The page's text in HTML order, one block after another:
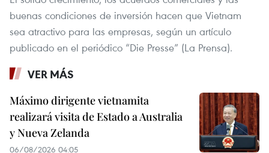
buenas condiciones de inversión hacen que Vietnam
sea atractivo para las empresas, según un artículo
publicado en el periódico “Die Presse” (La Prensa).
VER MÁS
Máximo dirigente vietnamita
realizará visita de Estado a Australia
y Nueva Zelanda
06/08/2026 04:05